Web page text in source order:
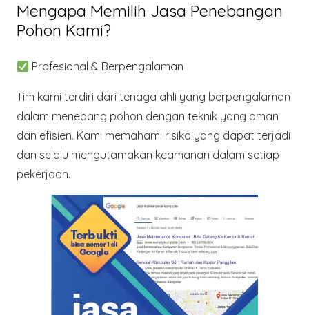
Mengapa Memilih Jasa Penebangan
Pohon Kami?
Profesional & Berpengalaman
Tim kami terdiri dari tenaga ahli yang berpengalaman
dalam menebang pohon dengan teknik yang aman
dan efisien. Kami memahami risiko yang dapat terjadi
dan selalu mengutamakan keamanan dalam setiap
pekerjaan.